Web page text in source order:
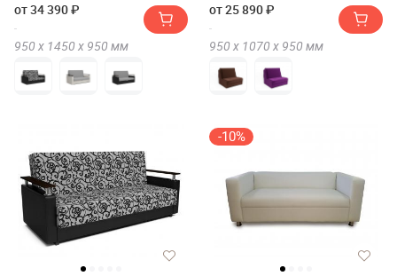
от 34 390 ₽
950 х 1450 х 950 мм
от 25 890 ₽
950 х 1070 х 950 мм
-10%